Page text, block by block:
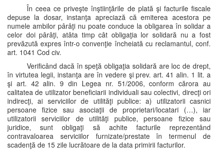
În ceea ce priveşte înştiinţările de plată şi facturile fiscale
depuse la dosar, instanţa apreciază că emiterea acestora pe
numele ambilor pârâţi nu poate conduce la obligarea în solidar a
celor doi pârâţi, atâta timp cât obligaţia lor solidară nu a fost
prevăzută expres într-o convenţie încheiată cu reclamantul, conf.
art. 1041 Cod civ.
Verificând dacă în speţă obligaţia solidară are loc de drept,
în virtutea legii, instanţa are în vedere şi prev. art. 41 alin. 1 lit. a
şi art. 42 alin. 9 din Legea nr. 51/2006, conform cărora au
calitatea de utilizator beneficiarii individuali sau colectivi, direcţi ori
indirecţi, ai serviciilor de utilităţi publice: a) utilizatorii casnici
persoane fizice sau asociaţii de proprietari/locatari (…), iar
utilizatorii serviciilor de utilităţi publice, persoane fizice sau
juridice, sunt obligaţi să achite facturile reprezentând
contravaloarea serviciilor furnizate/prestate în termenul de
scadenţă de 15 zile lucrătoare de la data primirii facturilor.